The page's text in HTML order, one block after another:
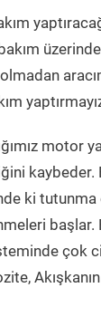
motor
kaybeder.
ki tutunma
başlar.
çok